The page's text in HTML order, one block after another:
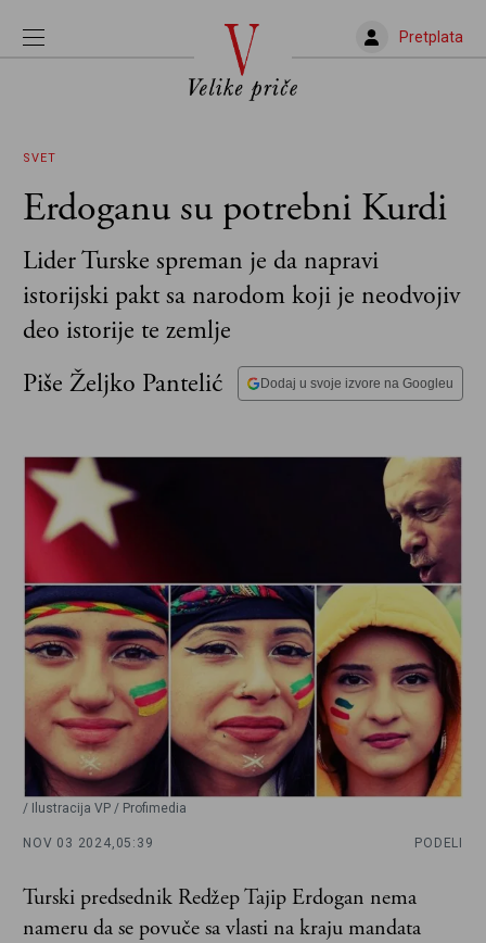
Pretplata
SVET
Erdoganu su potrebni Kurdi
Lider Turske spreman je da napravi
istorijski pakt sa narodom koji je neodvojiv
deo istorije te zemlje
Piše Željko Pantelić
Dodaj u svoje izvore na Googleu
/ Ilustracija VP / Profimedia
NOV 03 2024, 05:39 PODELI
Turski predsednik Redžep Tajip Erdogan nema
nameru da se povuče sa vlasti na kraju mandata